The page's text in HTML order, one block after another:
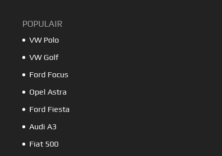
POPULAIR
VW Polo
VW Golf
Ford Focus
Opel Astra
Ford Fiesta
Audi A3
Fiat 500